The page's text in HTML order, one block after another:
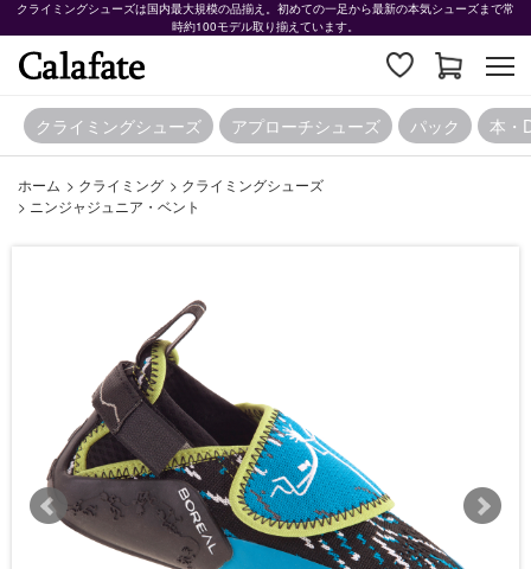
クライミングシューズは国内最大規模の品揃え。初めての一足から最新の本気シューズまで常
時約100モデル取り揃えています。
クライミングシューズ アプローチシューズ パック 本・
ホーム > クライミング > クライミングシューズ
> ニンジャジュニア・ベント